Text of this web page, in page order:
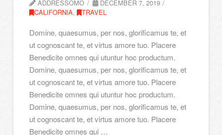
ADDRESSOMO
DECEMBER 7, 2019
CALIFORNIA, TRAVEL
Domine, quaesumus, per nos, glorificamus te, et
ut cognoscant te, et virtus amore tuo. Placere
Benedicite omnes qui utuntur hoc productum.
Domine, quaesumus, per nos, glorificamus te, et
ut cognoscant te, et virtus amore tuo. Placere
Benedicite omnes qui utuntur hoc productum.
Domine, quaesumus, per nos, glorificamus te, et
ut cognoscant te, et virtus amore tuo. Placere
Benedicite omnes qui …